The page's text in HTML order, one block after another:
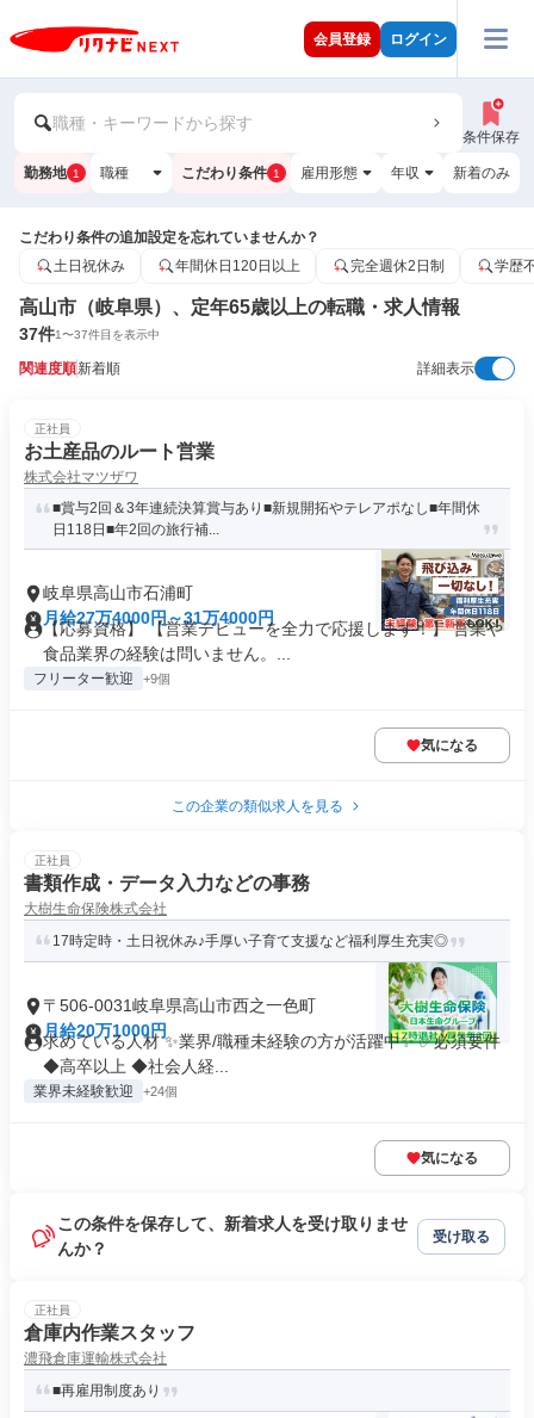
会員登録 ログイン
職種・キーワードから探す
条件保存
勤務地 1 職種 こだわり条件 1 雇用形態 年収 新着のみ
こだわり条件の追加設定を忘れていませんか？
土日祝休み
年間休日120日以上 完全週休2日制 学歴
高山市（岐阜県）、定年65歳以上の転職・求人情報
37件1〜37件目を表示中
関連度順新着順 詳細表示
正社員
お土産品のルート営業
株式会社マツザワ
■賞与2回＆3年連続決算賞与あり■新規開拓やテレアポなし■年間休
日118日■年2回の旅行補...
岐阜県高山市石浦町
月給27万4000円～31万4000円
【応募資格】 【営業デビューを全力で応援します！】 営業や
食品業界の経験は問いません。...
フリーター歓迎 +9個
気になる
この企業の類似求人を見る
正社員
書類作成・データ入力などの事務
大樹生命保険株式会社
17時定時・土日祝休み♪手厚い子育て支援など福利厚生充実◎
〒506-0031岐阜県高山市西之一色町
月給20万1000円
求めている人材 ✨業界/職種未経験の方が活躍中✨ ✅必須要件
◆高卒以上 ◆社会人経...
業界未経験歓迎 +24個
気になる
この条件を保存して、新着求人を受け取りませ
んか？
受け取る
正社員
倉庫内作業スタッフ
濃飛倉庫運輸株式会社
■再雇用制度あり